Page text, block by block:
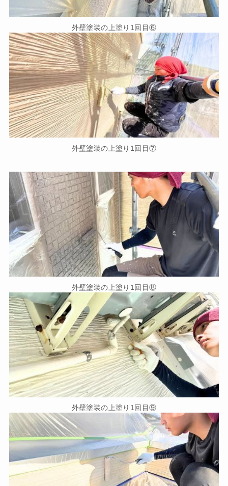
外壁塗装の上塗り1回目⑥
外壁塗装の上塗り1回目⑦
外壁塗装の上塗り1回目⑧
外壁塗装の上塗り1回目⑨